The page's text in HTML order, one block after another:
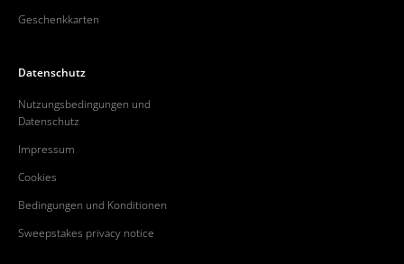
Geschenkkarten
Datenschutz
Nutzungsbedingungen und
Datenschutz
Impressum
Cookies
Bedingungen und Konditionen
Sweepstakes privacy notice